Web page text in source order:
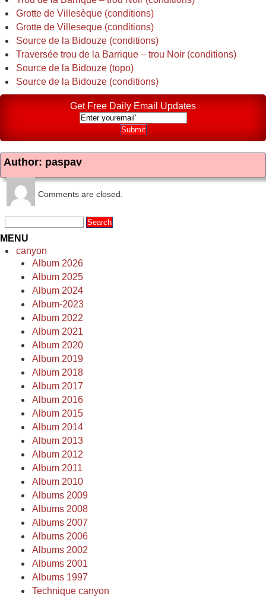
Grotte de Villesèque (conditions)
Grotte de Villeseque (conditions)
Source de la Bidouze (conditions)
Traversée trou de la Barrique – trou Noir (conditions)
Source de la Bidouze (topo)
Source de la Bidouze (conditions)
Get Free Daily Email Updates
Author: paspav
Comments are closed.
MENU
canyon
Album 2026
Album 2025
Album 2024
Album-2023
Album 2022
Album 2021
Album 2020
Album 2019
Album 2018
Album 2017
Album 2016
Album 2015
Album 2014
Album 2013
Album 2012
Album 2011
Album 2010
Albums 2009
Albums 2008
Albums 2007
Albums 2006
Albums 2002
Albums 2001
Albums 1997
Technique canyon